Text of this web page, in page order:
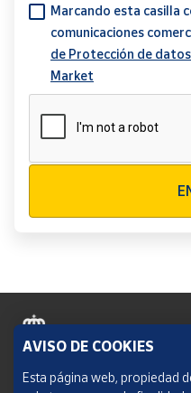
Marcando esta casilla
comunicaciones
de Protección de
Market
Política de cookies
AVISO DE COOKIES
Esta página web, propiedad